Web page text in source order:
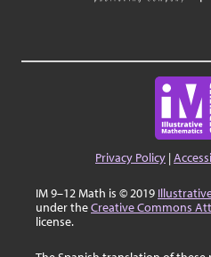
Privacy Policy |
IM 9–12 Math is © 2019
under theCreative Commons
license.